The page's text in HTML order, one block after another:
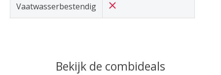
Vaatwasserbestendig
Bekijk de combideals